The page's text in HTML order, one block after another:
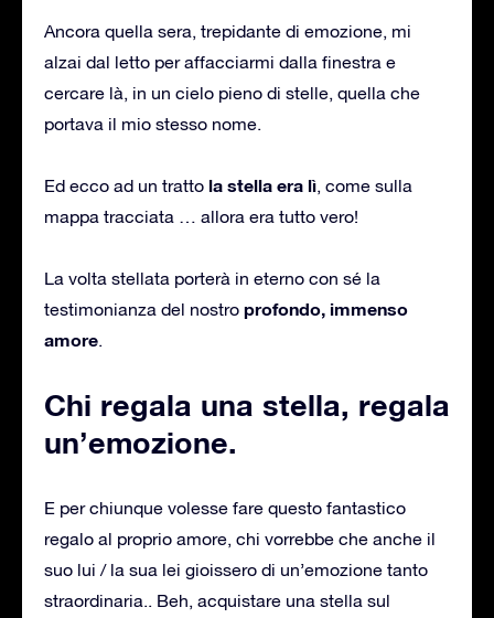
Ancora quella sera, trepidante di emozione, mi
alzai dal letto per affacciarmi dalla finestra e
cercare là, in un cielo pieno di stelle, quella che
portava il mio stesso nome.
Ed ecco ad un tratto la stella era lì, come sulla
mappa tracciata … allora era tutto vero!
La volta stellata porterà in eterno con sé la
testimonianza del nostro profondo, immenso
amore.
Chi regala una stella, regala
un’emozione.
E per chiunque volesse fare questo fantastico
regalo al proprio amore, chi vorrebbe che anche il
suo lui / la sua lei gioissero di un’emozione tanto
straordinaria.. Beh, acquistare una stella sul